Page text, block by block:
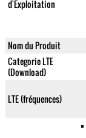
d'Exploitation
Nom du Produit
Categorie LTE
(Download)
LTE (fréquences)